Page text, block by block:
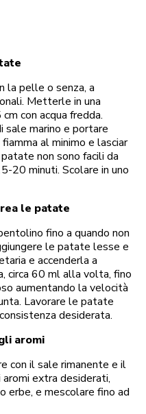
la pelle o senza, a
Metterle in una
con acqua fredda.
sale marino e portare
al minimo e lasciar
non sono facili da
20 minuti. Scolare in uno
le patate
fino a quando non
le patate lesse e
e accenderla a
circa 60 ml alla volta, fino
aumentando la velocità
Lavorare le patate
desiderata.
aromi
con il sale rimanente e il
extra desiderati,
erbe, e mescolare fino ad